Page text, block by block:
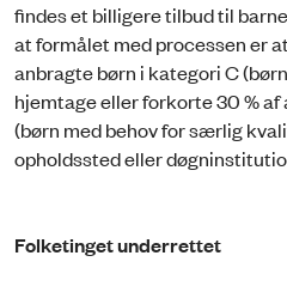
findes et billigere tilbud til
at formålet med processen er
anbragte børn i kategori C
hjemtage eller forkorte 30 %
(børn med behov for særlig
opholdssted eller
Folketinget underrettet